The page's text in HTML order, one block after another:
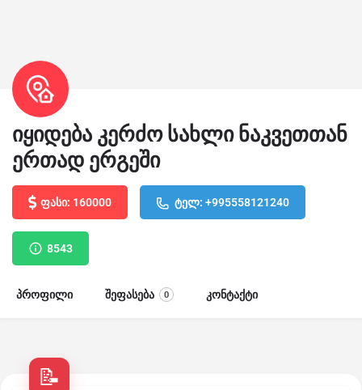
იყიდება კერძო სახლი ნაკვეთთან
ერთად ერგეში
ფასი: 160000 ტელ: +995558121240
8543
პროფილი შეფასება 0 კონტაქტი